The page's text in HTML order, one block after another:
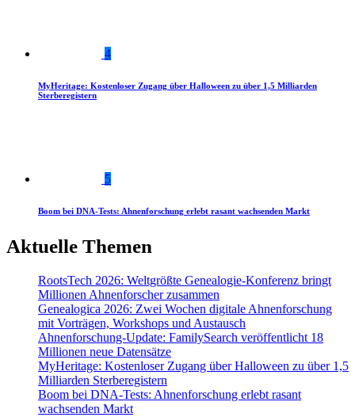
4
MyHeritage: Kostenloser Zugang über Halloween zu über 1,5 Milliarden
Sterberegistern
5
Boom bei DNA-Tests: Ahnenforschung erlebt rasant wachsenden Markt
Aktuelle Themen
RootsTech 2026: Weltgrößte Genealogie-Konferenz bringt
Millionen Ahnenforscher zusammen
Genealogica 2026: Zwei Wochen digitale Ahnenforschung
mit Vorträgen, Workshops und Austausch
Ahnenforschung-Update: FamilySearch veröffentlicht 18
Millionen neue Datensätze
MyHeritage: Kostenloser Zugang über Halloween zu über 1,5
Milliarden Sterberegistern
Boom bei DNA-Tests: Ahnenforschung erlebt rasant
wachsenden Markt